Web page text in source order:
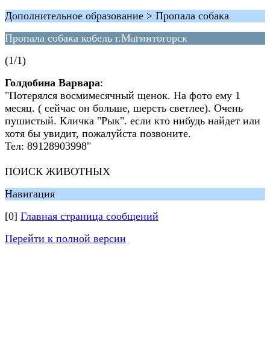
Дополнительное образование > Пропала собака
Пропала собака кобель г.Магнитогорск
(1/1)
Голдобина Варвара:
"Потерялся восмимесячный щенок. На фото ему 1
месяц. ( сейчас он больше, шерсть светлее). Очень
пушистый. Кличка "Рык". если кто нибудь найдет или
хотя бы увидит, пожалуйста позвоните.
Тел: 89128903998"
ПОИСК ЖИВОТНЫХ
Навигация
[0] Главная страница сообщений
Перейти к полной версии